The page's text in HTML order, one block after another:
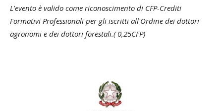
L'evento è valido come riconoscimento di CFP-Crediti
Formativi Professionali per gli iscritti all'Ordine dei dottori
agronomi e dei dottori forestali.( 0,25CFP)